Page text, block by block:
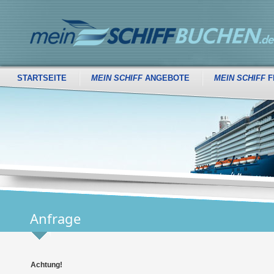
STARTSEITE MEIN SCHIFFANGEBOTE MEIN SCHIFF
Anfrage
Achtung!